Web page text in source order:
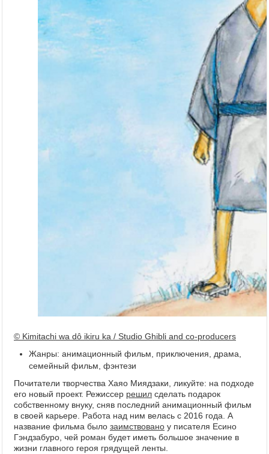
© Kimitachi wa dô ikiru ka / Studio Ghibli and co-producers
Жанры: анимационный фильм, приключения, драма,
семейный фильм, фэнтези
Почитатели творчества Хаяо Миядзаки, ликуйте: на подходе
его новый проект. Режиссер решил сделать подарок
собственному внуку, сняв последний анимационный фильм
в своей карьере. Работа над ним велась с 2016 года. А
название фильма было заимствовано у писателя Есино
Гэндзабуро, чей роман будет иметь большое значение в
жизни главного героя грядущей ленты.